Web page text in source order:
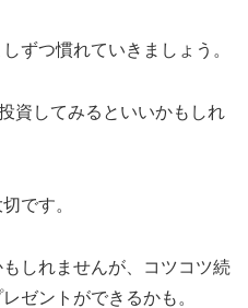
ずつ慣れていきましょう。
資してみるといいかもしれ
です。
しれませんが、コツコツ続
ゼントができるかも。